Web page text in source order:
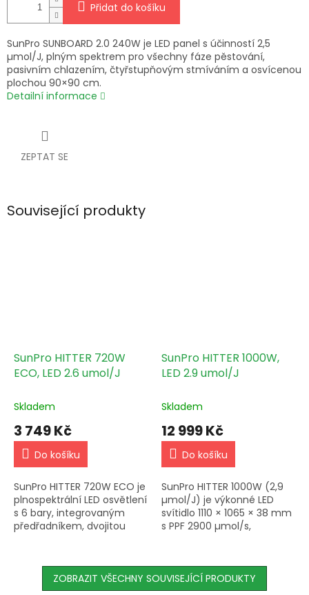
Přidat do košíku
SunPro SUNBOARD 2.0 240W je LED panel s účinností 2,5
µmol/J, plným spektrem pro všechny fáze pěstování,
pasivním chlazením, čtyřstupňovým stmíváním a osvícenou
plochou 90×90 cm.
Detailní informace
ZEPTAT SE
Související produkty
SunPro HITTER 720W
ECO, LED 2.6 umol/J
Skladem
3 749 Kč
Do košíku
SunPro HITTER 720W ECO je
plnospektrální LED osvětlení
s 6 bary, integrovaným
předřadníkem, dvojitou
polykarbonátový kryt),
dimováním 0–10 V a...
SunPro HITTER 1000W,
LED 2.9 umol/J
Skladem
12 999 Kč
Do košíku
SunPro HITTER 1000W (2,9
µmol/J) je výkonné LED
svítidlo 1110 × 1065 × 38 mm
s PPF 2900 µmol/s,
ochranou čipů v provedení
IP44.
ZOBRAZIT VŠECHNY SOUVISEJÍCÍ PRODUKTY